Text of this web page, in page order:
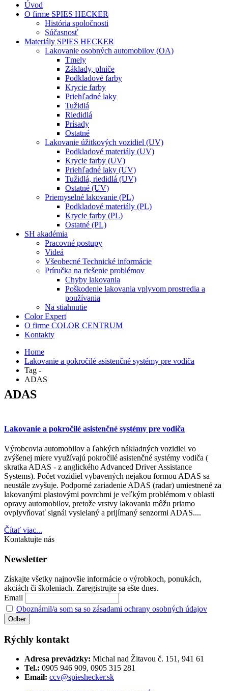
Úvod
O firme SPIES HECKER
História spoločnosti
Súčasnosť
Materiály SPIES HECKER
Lakovanie osobných automobilov (OA)
Tmely
Základy, plniče
Podkladové farby
Krycie farby
Priehľadné laky
Tužidlá
Riedidlá
Prísady
Ostatné
Lakovanie úžitkových vozidiel (UV)
Podkladové materiály (UV)
Krycie farby (UV)
Priehľadné laky (UV)
Tužidlá, riedidlá (UV)
Ostatné (UV)
Priemyselné lakovanie (PL)
Podkladové materiály (PL)
Krycie farby (PL)
Ostatné (PL)
SH akadémia
Pracovné postupy
Videá
Všeobecné Technické informácie
Príručka na riešenie problémov
Chyby lakovania
Poškodenie lakovania vplyvom prostredia a
používania
Na stiahnutie
Color Expert
O firme COLOR CENTRUM
Kontakty
Home
Lakovanie a pokročilé asistenčné systémy pre vodiča
Tag -
ADAS
ADAS
Lakovanie a pokročilé asistenčné systémy pre vodiča
Výrobcovia automobilov a ľahkých nákladných vozidiel vo
zvýšenej miere využívajú pokročilé asistenčné systémy vodiča (
skratka ADAS - z anglického Advanced Driver Assistance
Systems). Počet vozidiel vybavených nejakou formou ADAS sa
neustále zvyšuje. Podporné zariadenie ADAS (radar) umiestnené za
lakovanými plastovými povrchmi je veľkým problémom v oblasti
opravy automobilov, pretože vrstvy lakovania môžu priamo
ovplyvňovať signál vysielaný a prijímaný senzormi ADAS....
Čítať viac...
Kontaktujte nás
Newsletter
Získajte všetky najnovšie informácie o výrobkoch, ponukách,
akciách či školeniach. Zaregistrujte sa ešte dnes.
Email
Oboznámil/a som sa so zásadami ochrany osobných údajov
Rýchly kontakt
Adresa prevádzky: Michal nad Žitavou č. 151, 941 61
Tel.: 0905 946 909, 0905 315 281
Email: ccv@spieshecker.sk